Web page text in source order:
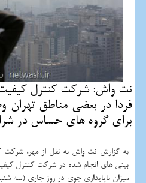
نت واش: شركت كنترل كیفیت
فردا در بعضی مناطق
برای گروه های حساس در
به گزارش نت واش به نقل از مهر،
بینی های انجام شده در شركت كنترل